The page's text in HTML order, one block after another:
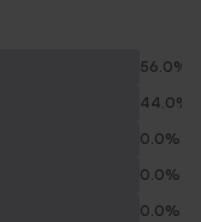
56.0%
44.0%
0.0%
0.0%
0.0%